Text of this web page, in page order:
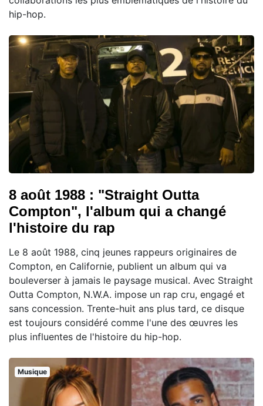
hip-hop.
8 août 1988 : "Straight Outta
Compton", l'album qui a changé
l'histoire du rap
Le 8 août 1988, cinq jeunes rappeurs originaires de
Compton, en Californie, publient un album qui va
bouleverser à jamais le paysage musical. Avec Straight
Outta Compton, N.W.A. impose un rap cru, engagé et
sans concession. Trente-huit ans plus tard, ce disque
est toujours considéré comme l'une des œuvres les
plus influentes de l'histoire du hip-hop.
Musique